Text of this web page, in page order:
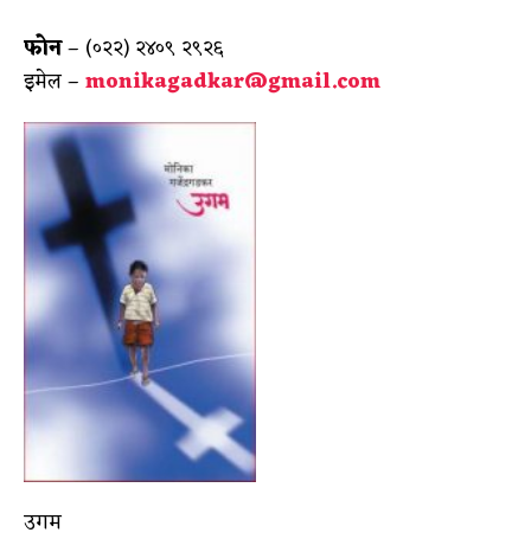
फोन– (०२२) २४०९ २९२६
इमेल –monikagadkar@gmail.com
उगम